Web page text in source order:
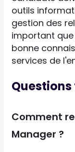
outils
gestion des
important
bonne
services de
Comment
Manager ?